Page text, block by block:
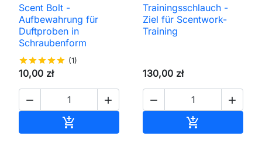
Scent Bolt -
Aufbewahrung für
Duftproben in
Schraubenform
starstarstarstarstar (1)
10,00 zł
 

Trainingsschlauch -
Ziel für Scentwork-
Training
130,00 zł
 
